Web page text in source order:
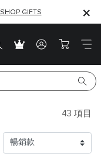
SHOP GIFTS
SHOP GIFTS
43 項目